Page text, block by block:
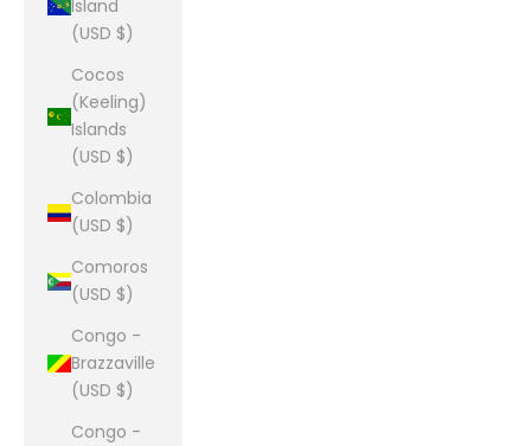
Island
(USD $)
Cocos
(Keeling)
Islands
(USD $)
Colombia
(USD $)
Comoros
(USD $)
Congo -
Brazzaville
(USD $)
Congo -